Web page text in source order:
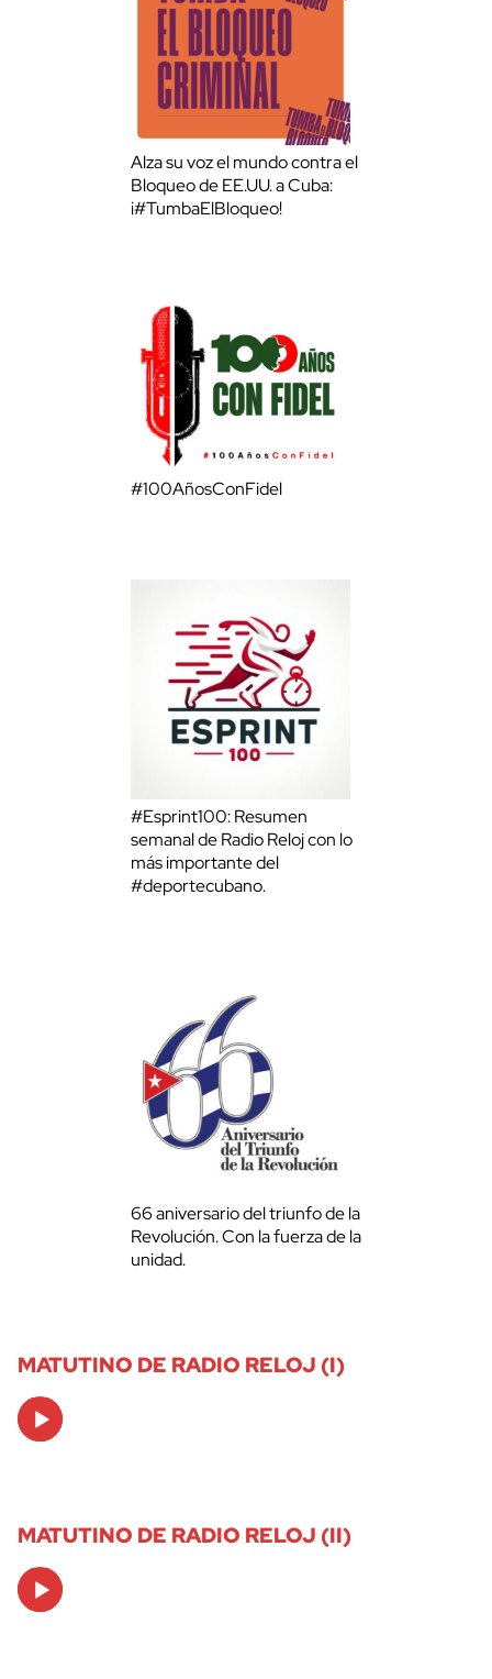
Alza su voz el mundo contra el
Bloqueo de EE.UU. a Cuba:
¡#TumbaElBloqueo!
#100AñosConFidel
#Esprint100: Resumen
semanal de Radio Reloj con lo
más importante del
#deportecubano.
66 aniversario del triunfo de la
Revolución. Con la fuerza de la
unidad.
MATUTINO DE RADIO RELOJ (I)
Audio
Player
MATUTINO DE RADIO RELOJ (II)
Audio
Player